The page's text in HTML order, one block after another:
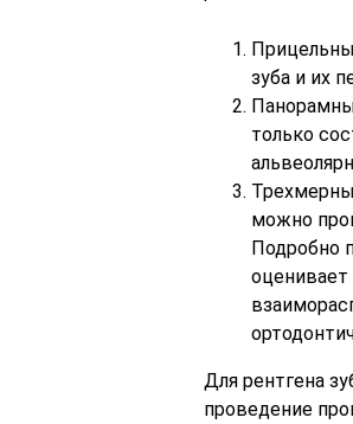
зуба и их
только
можно
Подробно
оценивает
Для рентгена
проведение